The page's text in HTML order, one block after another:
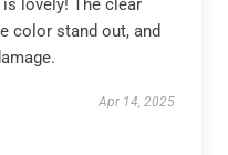
lovely! The clear
color stand out, and
Apr 14, 2025